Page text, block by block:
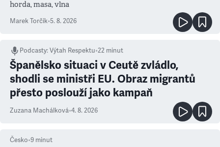
horda, masa, vlna
Marek Torčík•5. 8. 2026
Podcasty:Výtah Respektu•22 minut
Španělsko situaci v Ceutě zvládlo,
shodli se ministři EU. Obraz migrantů
přesto poslouží jako kampaň
Zuzana Machálková•4. 8. 2026
Česko•9 minut